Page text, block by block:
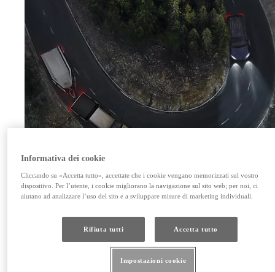
Sicurezza – T-Mate
collisione monitora le azioni degli altri utenti della strada, segnala le possibili collisioni e, se
Informativa dei cookie
Cliccando su «Accetta tutto», accettate che i cookie vengano memorizzati sul vostro
dispositivo. Per l’utente, i cookie migliorano la navigazione sul sito web; per noi, ci
aiutano ad analizzare l’uso del sito e a sviluppare misure di marketing individuali.
Rifiuta tutti Accetta tutto
Impostazioni cookie